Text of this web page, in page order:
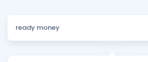
Puan Hesaplama